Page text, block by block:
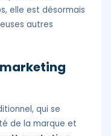
elle est désormais
autres
qui se
de la marque et